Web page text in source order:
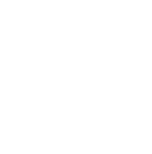
имени Т.Г.Шевченко